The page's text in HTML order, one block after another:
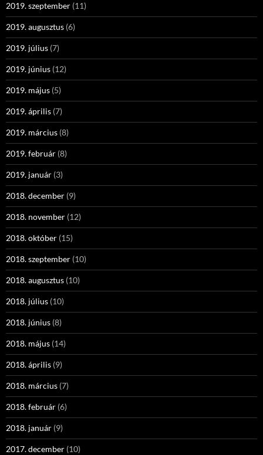
2019. szeptember (11)
2019. augusztus (6)
2019. július (7)
2019. június (12)
2019. május (5)
2019. április (7)
2019. március (8)
2019. február (8)
2019. január (3)
2018. december (9)
2018. november (12)
2018. október (15)
2018. szeptember (10)
2018. augusztus (10)
2018. július (10)
2018. június (8)
2018. május (14)
2018. április (9)
2018. március (7)
2018. február (6)
2018. január (9)
2017. december (10)